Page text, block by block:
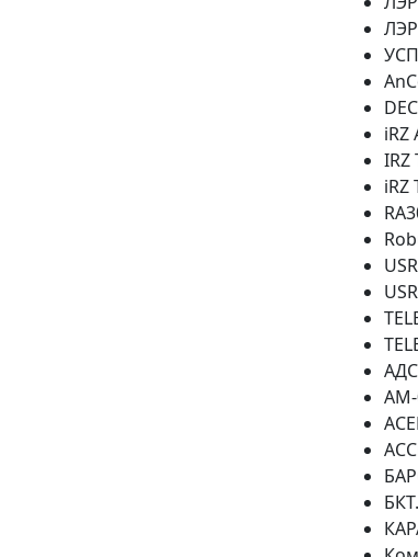
iRZ
IRZ
iRZ
АМ-